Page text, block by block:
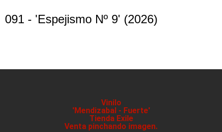
091 - 'Espejismo Nº 9' (2026)
Vinilo
'Mendizabal - Fuerte'
Tienda Exile
Venta pinchando imagen.